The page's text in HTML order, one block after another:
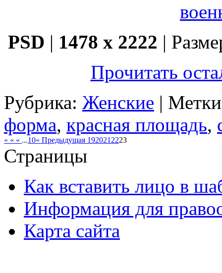
PSD | 1478 x 2222 |
Прочитать
Рубрика: Женские |
форма, красная площадь,
« « « ...10« Предыдущая 192021 2223
Страницы
Как вставить лицо в
Информация для
Карта сайта